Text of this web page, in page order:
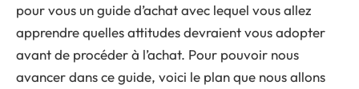
pour vous un guide d’achat avec lequel vous allez
apprendre quelles attitudes devraient vous adopter
avant de procéder à l’achat. Pour pouvoir nous
avancer dans ce guide, voici le plan que nous allons